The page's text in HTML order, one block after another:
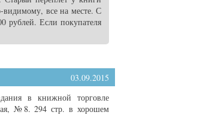
видимому, все на месте. С
рублей. Если покупателя
03.09.2015
в книжной торговле
№8. 294 стр. в хорошем